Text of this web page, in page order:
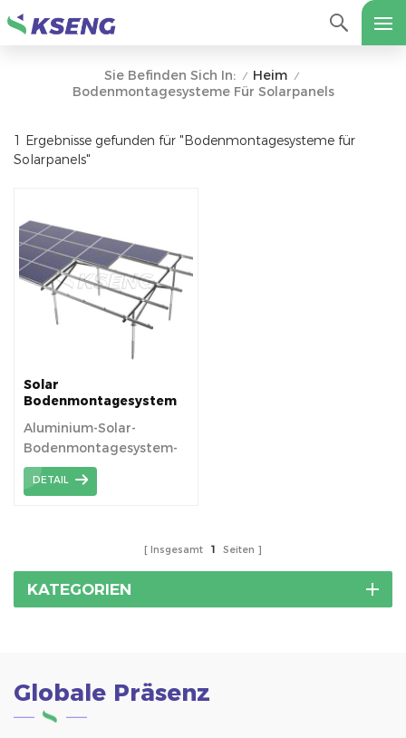
Sie Befinden Sich In: / Heim /
Bodenmontagesysteme Für Solarpanels
1 Ergebnisse gefunden für "Bodenmontagesysteme für
Solarpanels"
Solar
Bodenmontagesystem
Fundament
Aluminium-Solar-
Bodenmontagesystem-
Fundament mit
Erdungsschraube, Es ist
DETAIL
Insgesamt 1 Seiten
KATEGORIEN
Globale Präsenz